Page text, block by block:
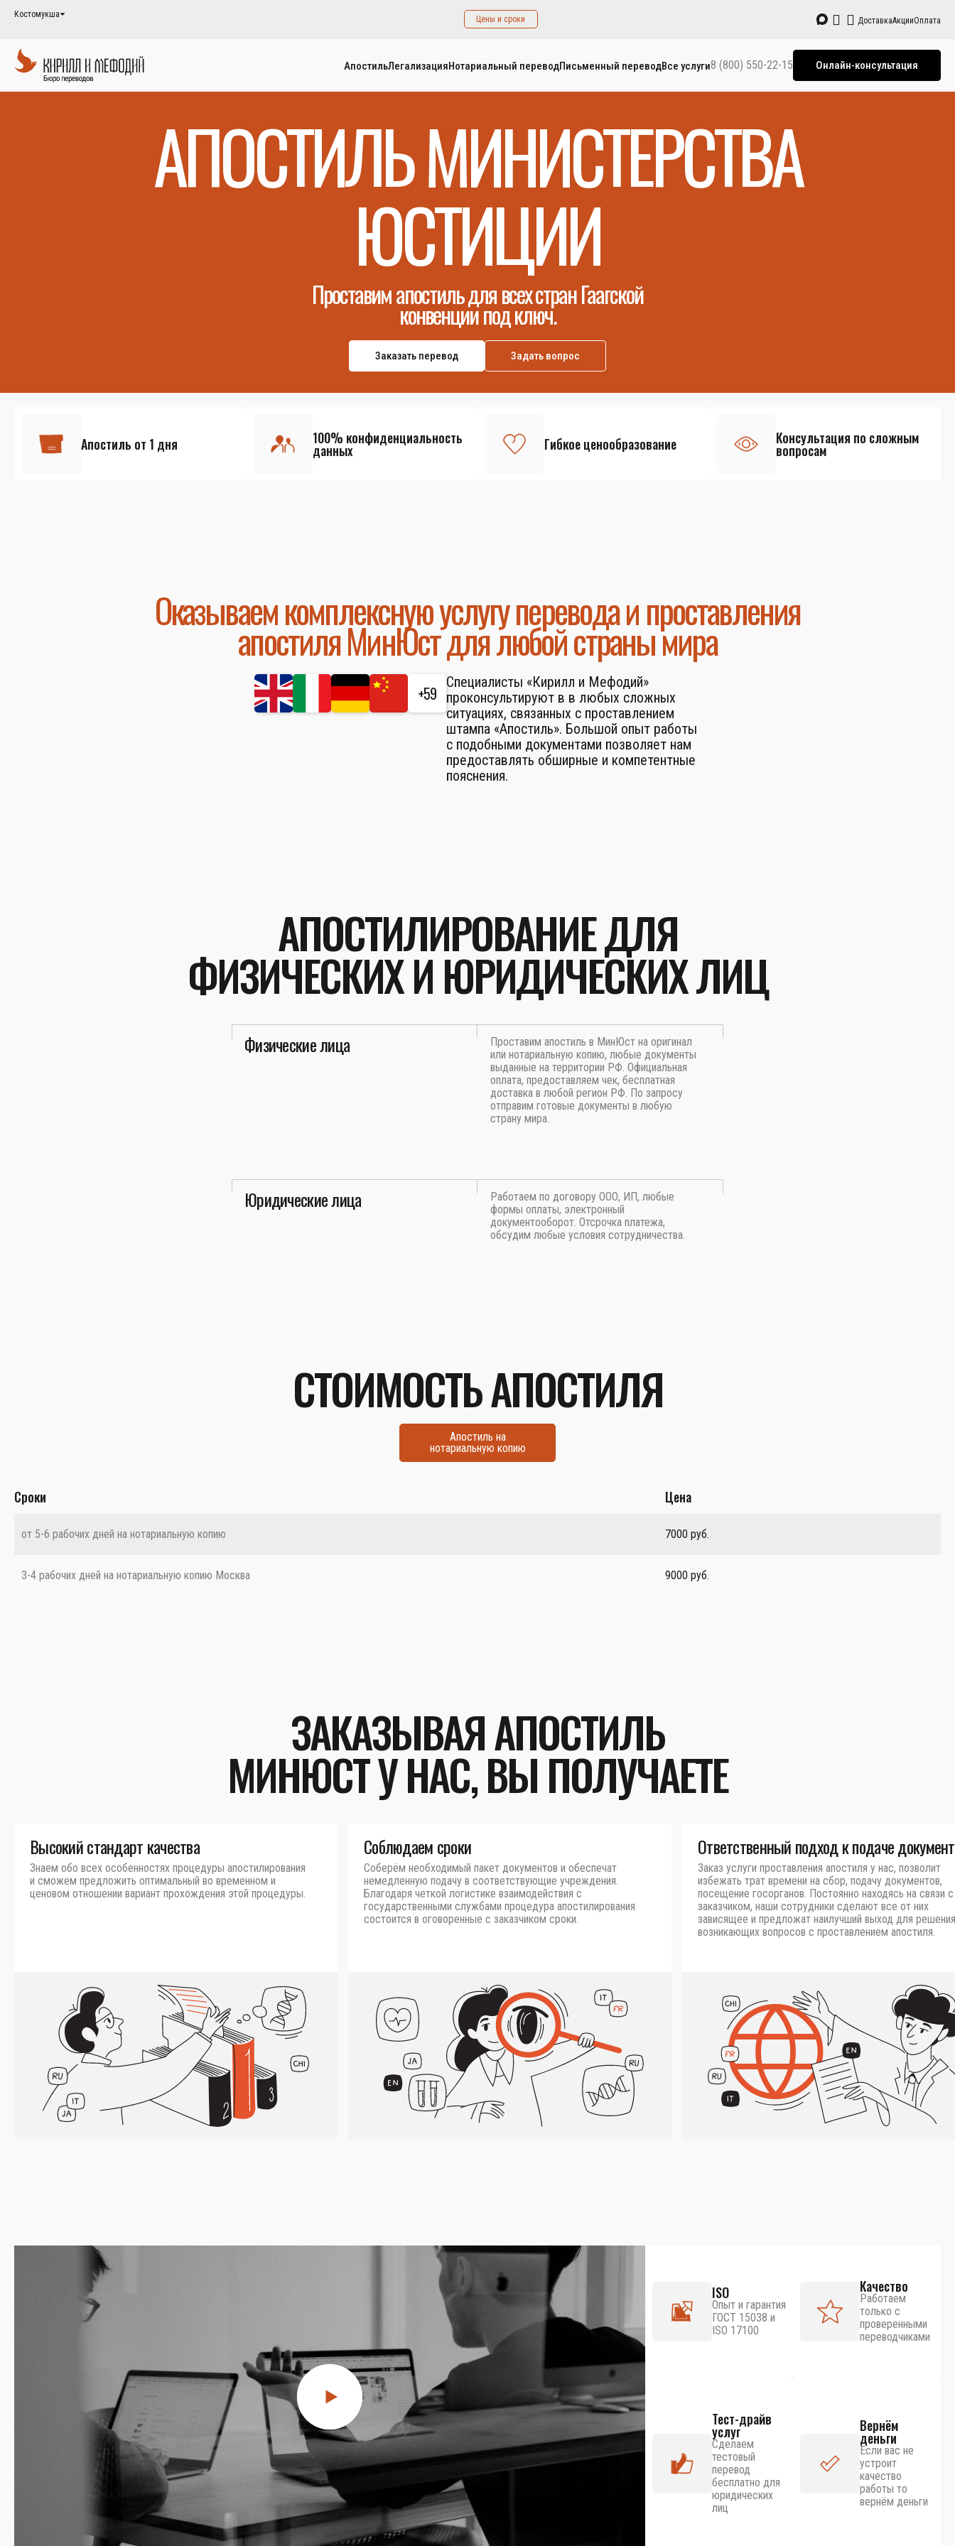
Костомукша Цены и сроки ДоставкаАкцииОплата
АпостильЛегализацияНотариальный переводПисьменный переводВсе услуги8 (800) 550-22-15 Онлайн-консультация
АПОСТИЛЬ МИНИСТЕРСТВА
ЮСТИЦИИ
Проставим апостиль для всех стран Гаагской
конвенции под ключ.
Заказать перевод Задать вопрос
Апостиль от 1 дня 100% конфиденциальность
данных Гибкое ценообразование Консультация по сложным
вопросам
Оказываем комплексную услугу перевода и проставления
апостиля МинЮст для любой страны мира
+59
Специалисты «Кирилл и Мефодий»
проконсультируют в в любых сложных
ситуациях, связанных с проставлением
штампа «Апостиль». Большой опыт работы
с подобными документами позволяет нам
предоставлять обширные и компетентные
пояснения.
АПОСТИЛИРОВАНИЕ ДЛЯ
ФИЗИЧЕСКИХ И ЮРИДИЧЕСКИХ ЛИЦ
Физические лица
Проставим апостиль в МинЮст на оригинал
или нотариальную копию, любые документы
выданные на территории РФ. Официальная
оплата, предоставляем чек, бесплатная
доставка в любой регион РФ. По запросу
отправим готовые документы в любую
страну мира.
Юридические лица
Работаем по договору ООО, ИП, любые
формы оплаты, электронный
документооборот. Отсрочка платежа,
обсудим любые условия сотрудничества.
СТОИМОСТЬ АПОСТИЛЯ
Апостиль на
нотариальную копию
Сроки Цена
от 5-6 рабочих дней на нотариальную копию 7000 руб.
3-4 рабочих дней на нотариальную копию Москва 9000 руб.
ЗАКАЗЫВАЯ АПОСТИЛЬ
МИНЮСТ У НАС, ВЫ ПОЛУЧАЕТЕ
Высокий стандарт качества
Знаем обо всех особенностях процедуры апостилирования
и сможем предложить оптимальный во временном и
ценовом отношении вариант прохождения этой процедуры.
Соблюдаем сроки
Соберём необходимый пакет документов и обеспечат
немедленную подачу в соответствующие учреждения.
Благодаря четкой логистике взаимодействия с
государственными службами процедура апостилирования
состоится в оговоренные с заказчиком сроки.
Ответственный подход к подаче
Заказ услуги проставления апостиля у нас, позволит
избежать трат времени на сбор, подачу документов,
посещение госорганов. Постоянно находясь на связи с
заказчиком, наши сотрудники сделают все от них
зависящее и предложат наилучший выход для решения
возникающих вопросов с проставлением апостиля.
ISO
Опыт и гарантия
ГОСТ 15038 и
ISO 17100
Качество
Работаем
только с
проверенными
переводчиками
Тест-драйв
услуг
Сделаем
тестовый
перевод
бесплатно для
юридических
лиц
Вернём
деньги
Если вас не
устроит
качество
работы то
вернём деньги